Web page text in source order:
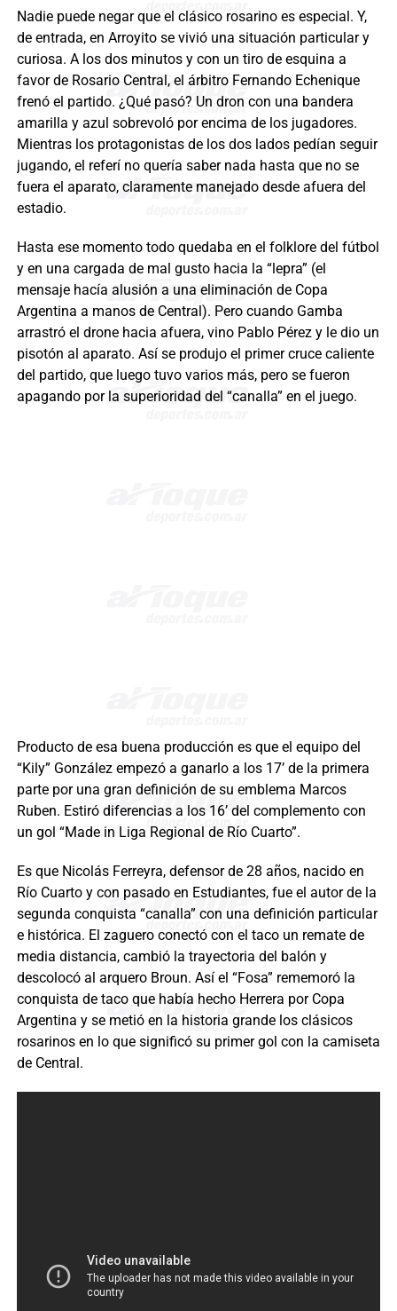
Nadie puede negar que el clásico rosarino es especial. Y,
de entrada, en Arroyito se vivió una situación particular y
curiosa. A los dos minutos y con un tiro de esquina a
favor de Rosario Central, el árbitro Fernando Echenique
frenó el partido. ¿Qué pasó? Un dron con una bandera
amarilla y azul sobrevoló por encima de los jugadores.
Mientras los protagonistas de los dos lados pedían seguir
jugando, el referí no quería saber nada hasta que no se
fuera el aparato, claramente manejado desde afuera del
estadio.
Hasta ese momento todo quedaba en el folklore del fútbol
y en una cargada de mal gusto hacia la “lepra” (el
mensaje hacía alusión a una eliminación de Copa
Argentina a manos de Central). Pero cuando Gamba
arrastró el drone hacia afuera, vino Pablo Pérez y le dio un
pisotón al aparato. Así se produjo el primer cruce caliente
del partido, que luego tuvo varios más, pero se fueron
apagando por la superioridad del “canalla” en el juego.
Producto de esa buena producción es que el equipo del
“Kily” González empezó a ganarlo a los 17’ de la primera
parte por una gran definición de su emblema Marcos
Ruben. Estiró diferencias a los 16’ del complemento con
un gol “Made in Liga Regional de Río Cuarto”.
Es que Nicolás Ferreyra, defensor de 28 años, nacido en
Río Cuarto y con pasado en Estudiantes, fue el autor de la
segunda conquista “canalla” con una definición particular
e histórica. El zaguero conectó con el taco un remate de
media distancia, cambió la trayectoria del balón y
descolocó al arquero Broun. Así el “Fosa” rememoró la
conquista de taco que había hecho Herrera por Copa
Argentina y se metió en la historia grande los clásicos
rosarinos en lo que significó su primer gol con la camiseta
de Central.